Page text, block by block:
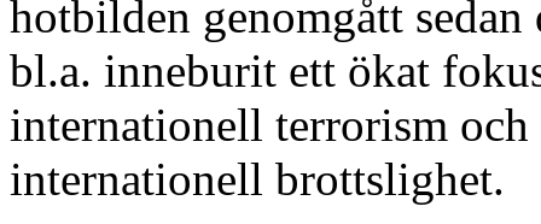
hotbilden genomgått
bl.a. inneburit ett ökat
internationell terrorism
internationell brottslighet.